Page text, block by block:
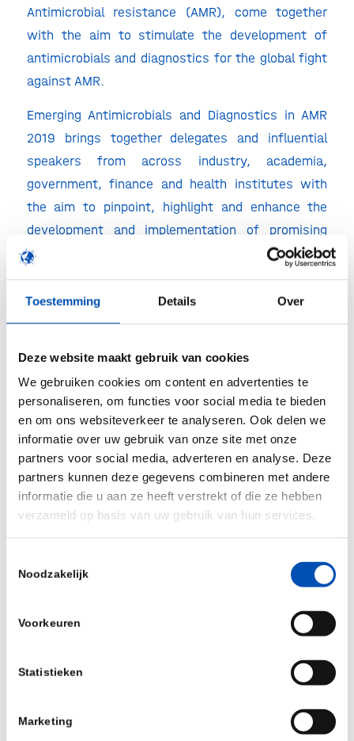
Toestemming Details Over
Deze website maakt gebruik van cookies
We gebruiken cookies om content en advertenties te
personaliseren, om functies voor social media te bieden
en om ons websiteverkeer te analyseren. Ook delen we
informatie over uw gebruik van onze site met onze
partners voor social media, adverteren en analyse. Deze
partners kunnen deze gegevens combineren met andere
informatie die u aan ze heeft verstrekt of die ze hebben
verzameld op basis van uw gebruik van hun services.
Noodzakelijk
Voorkeuren
Statistieken
Marketing
Antimicrobial resistance (AMR), come together
with the aim to stimulate the development of
antimicrobials and diagnostics for the global fight
against AMR.
Emerging Antimicrobials and Diagnostics in AMR
2019 brings together delegates and influential
speakers from across industry, academia,
government, finance and health institutes with
the aim to pinpoint, highlight and enhance the
development and implementation of promising
AMR-related antimicrobials and diagnostics. A
visit to Emerging Antimicrobials and Diagnostics
in AMR will bring you the latest technologies and
extensive partnering and networking possibilities.
https://www.amr-insights.eu/emerging-
antimicrobials-and-diagnostics-in-amr-2019/
HollandBIO members receive 10% discount on
registration, expo market and sponsoring when
registering before October 31st.
Contact AMR Insights info@amr-insights.euto